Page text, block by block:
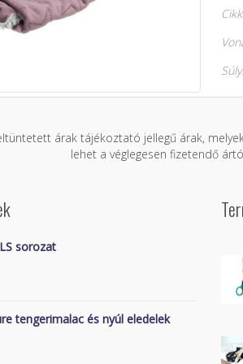
árak tájékoztató jellegű árak,
lehet a véglegesen fizetendő
sorozat
tengerimalac és nyúl eledelek